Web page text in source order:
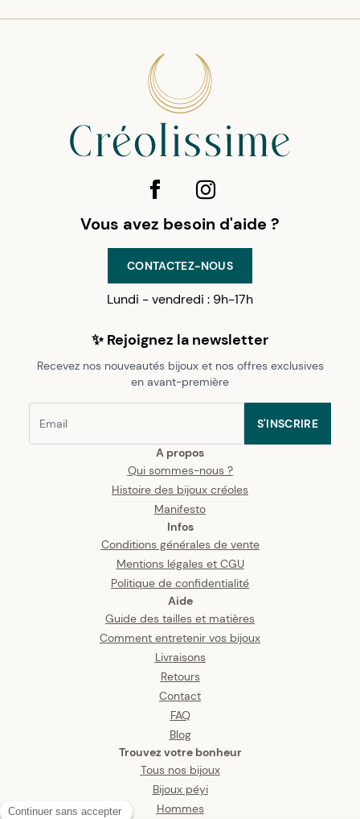
A propos
Qui sommes-nous ?
Histoire des bijoux créoles
Manifesto
Infos
Conditions générales de vente
Mentions légales et CGU
Politique de confidentialité
Aide
Guide des tailles et matières
Comment entretenir vos bijoux
Livraisons
Retours
Contact
FAQ
Blog
Trouvez votre bonheur
Tous nos bijoux
Bijoux péyi
Hommes
Vous avez besoin d'aide ?
CONTACTEZ-NOUS
Lundi - vendredi : 9h-17h
✨ Rejoignez la newsletter
Recevez nos nouveautés bijoux et nos offres exclusives
en avant-première
S'INSCRIRE